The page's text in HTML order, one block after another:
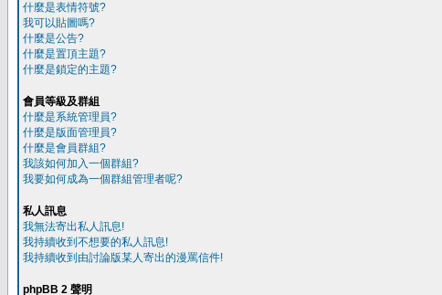
什麼是表情符號?
我可以貼圖嗎?
什麼是公告?
什麼是置頂主題?
什麼是鎖定的主題?
會員等級及群組
什麼是系統管理員?
什麼是版面管理員?
什麼是會員群組?
我該如何加入一個群組?
我要如何成為一個群組管理者呢?
私人訊息
我無法寄出私人訊息!
我持續收到不想要的私人訊息!
我持續收到由討論版某人寄出的漫罵信件!
phpBB 2 聲明